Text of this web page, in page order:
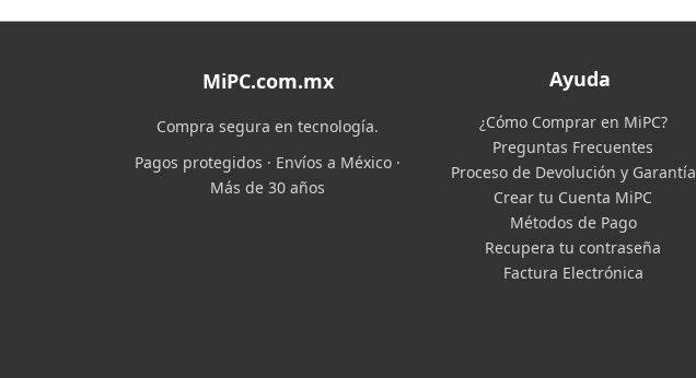
MiPC.com.mx
Compra segura en tecnología.
Pagos protegidos · Envíos a México ·
Más de 30 años
Ayuda
¿Cómo Comprar en MiPC?
Preguntas Frecuentes
Proceso de Devolución y Garantía
Crear tu Cuenta MiPC
Métodos de Pago
Recupera tu contraseña
Factura Electrónica